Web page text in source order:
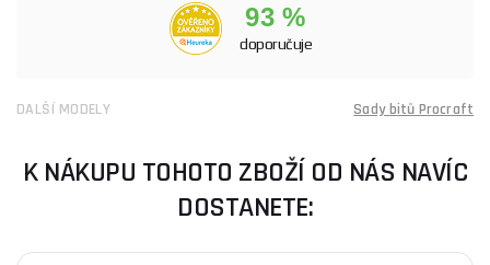
93 %
doporučuje
DALŠÍ MODELY Sady bitů Procraft
K NÁKUPU TOHOTO ZBOŽÍ OD NÁS NAVÍC
DOSTANETE: